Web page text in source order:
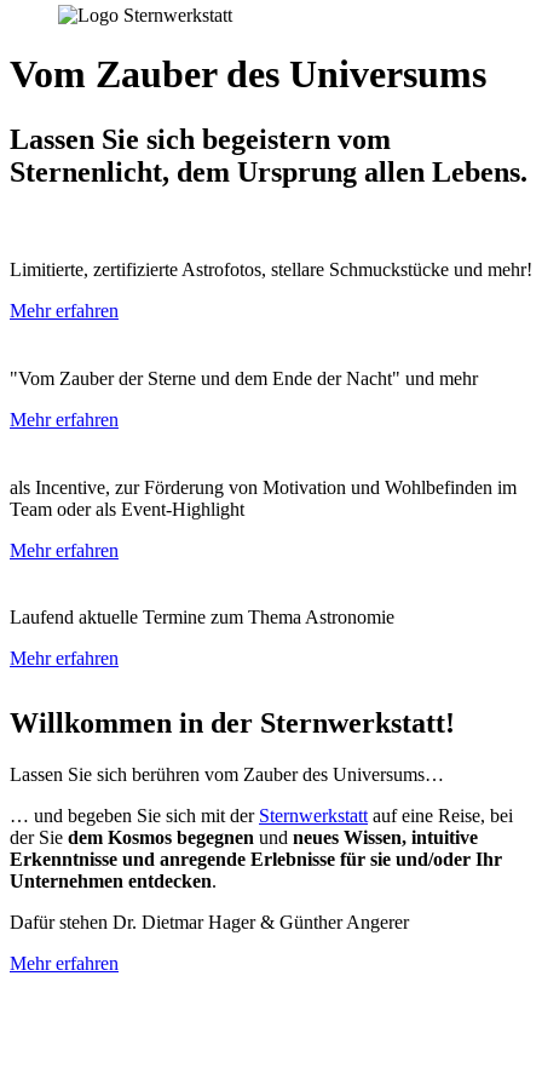
Vom Zauber des Universums
Lassen Sie sich begeistern vom
Sternenlicht, dem Ursprung allen Lebens.
Limitierte, zertifizierte Astrofotos, stellare Schmuckstücke und mehr!
Mehr erfahren
"Vom Zauber der Sterne und dem Ende der Nacht" und mehr
Mehr erfahren
als Incentive, zur Förderung von Motivation und Wohlbefinden im
Team oder als Event-Highlight
Mehr erfahren
Laufend aktuelle Termine zum Thema Astronomie
Mehr erfahren
Willkommen in der Sternwerkstatt!
Lassen Sie sich berühren vom Zauber des Universums…
… und begeben Sie sich mit der Sternwerkstatt auf eine Reise, bei
der Sie dem Kosmos begegnen und neues Wissen, intuitive
Erkenntnisse und anregende Erlebnisse für sie und/oder Ihr
Unternehmen entdecken.
Dafür stehen Dr. Dietmar Hager & Günther Angerer
Mehr erfahren